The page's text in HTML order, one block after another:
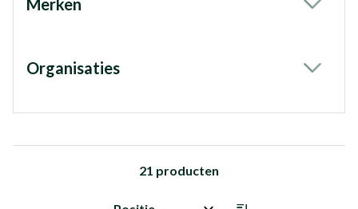
Merken
Organisaties
21 producten